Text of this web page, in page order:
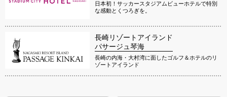
日本初！サッカースタジアムビューホテルで特別
な感動とくつろぎを。
長崎リゾートアイランド
パサージュ琴海
長崎の内海・大村湾に面したゴルフ＆ホテルのリ
ゾートアイランド